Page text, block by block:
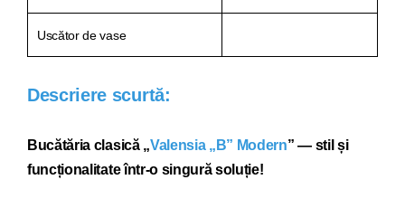
Uscător de vase
Descriere scurtă:
Bucătăria clasică „Valensia „B” Modern” — stil și
funcționalitate într-o singură soluție!